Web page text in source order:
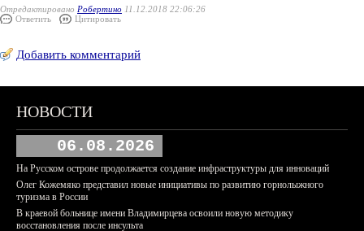
Отредактировано Робертино 11.12.2018 22:06:26
Ответить
Цитировать
Добавить комментарий
НОВОСТИ
06.08.2026
На Русском острове продолжается создание инфраструктуры для инноваций
Олег Кожемяко представил новые инициативы по развитию горнолыжного
туризма в России
В краевой больнице имени Владимирцева освоили новую методику
восстановления после инсульта